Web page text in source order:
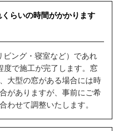
らいの時間がかかります
ビング・寝室など）であれ
度で施工が完了します。窓
大型の窓がある場合には時
がありますが、事前にご希
わせて調整いたします。